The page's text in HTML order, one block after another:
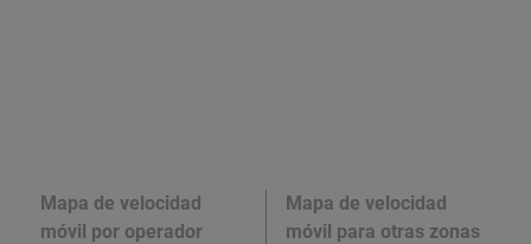
Mapa de velocidad
móvil por operador
Mapa de velocidad
móvil para otras zonas